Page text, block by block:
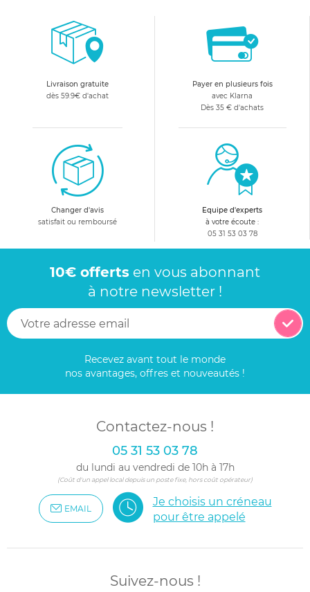
Livraison gratuite
dès 59.9€ d'achat
Payer en plusieurs fois
avec Klarna
Dès 35 € d'achats
Changer d'avis
satisfait ou remboursé
Equipe d'experts
à votre écoute :
05 31 53 03 78
10€ offerts en vous abonnant
à notre newsletter !
Recevez avant tout le monde
nos avantages, offres et nouveautés !
Contactez-nous !
05 31 53 03 78
du lundi au vendredi de 10h à 17h
(Coût d'un appel local depuis un poste fixe, hors coût opérateur)
EMAIL
Je choisis un créneau
pour être appelé
Suivez-nous !